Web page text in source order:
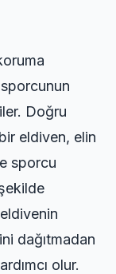
Doğru
eldiven, elin
sporcu
dağıtmadan
olur.